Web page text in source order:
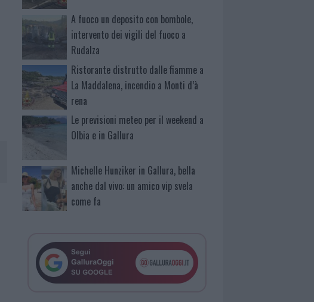
A fuoco un deposito con bombole,
intervento dei vigili del fuoco a
Rudalza
Ristorante distrutto dalle fiamme a
La Maddalena, incendio a Monti d’à
rena
Le previsioni meteo per il weekend a
Olbia e in Gallura
Michelle Hunziker in Gallura, bella
anche dal vivo: un amico vip svela
come fa